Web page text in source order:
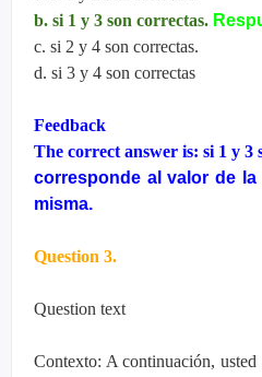
b. si 1 y 3 son correctas.
c. si 2 y 4 son correctas.
d. si 3 y 4 son correctas
Feedback
The correct answer is: si 1 y 3
corresponde al valor de
misma.
Question 3.
Question text
Contexto: A continuación, usted